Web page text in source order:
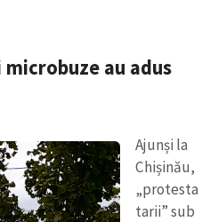
au adus
Ajunși la
Chișinău,
„protesta
tarii” sub